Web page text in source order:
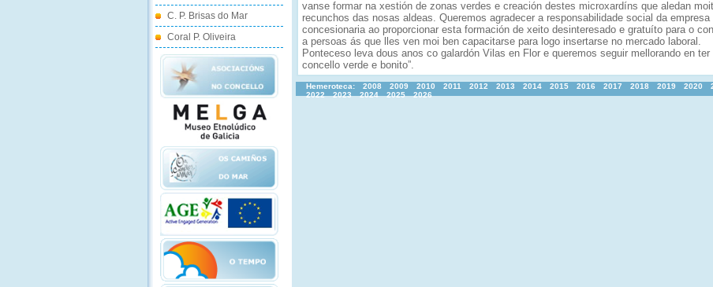
C. P. Brisas do Mar
Coral P. Oliveira
vanse formar na xestión de zonas verdes e creación destes microxardíns que aledan
recunchos das nosas aldeas. Queremos agradecer a responsabilidade social da empresa
concesionaria ao proporcionar esta formación de xeito desinteresado e gratuíto para o
a persoas ás que lles ven moi ben capacitarse para logo insertarse no mercado laboral.
Ponteceso leva dous anos co galardón Vilas en Flor e queremos seguir mellorando en ter
concello verde e bonito”.
Hemeroteca: 2008 2009 2010 2011 2012 2013 2014 2015 2016 2017 2018 2019 2020
2022
2023 2024 2025 2026